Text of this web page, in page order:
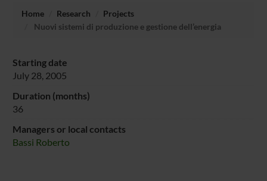
Home Research
Projects
Nuovi sistemi di produzione e gestione dell’energia
Starting date
July 28, 2005
Duration (months)
36
Managers or local contacts
Bassi Roberto